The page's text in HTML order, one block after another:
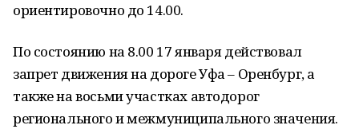
ориентировочно до 14.00.
По состоянию на 8.00 17 января действовал
запрет движения на дороге Уфа – Оренбург, а
также на восьми участках автодорог
регионального и межмуниципального значения.